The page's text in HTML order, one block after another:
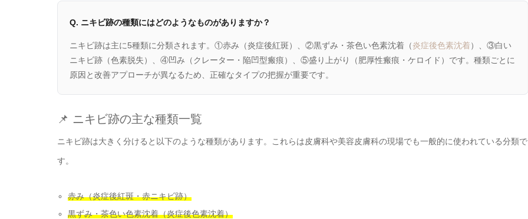
Q. ニキビ跡の種類にはどのようなものがありますか？
ニキビ跡は主に5種類に分類されます。①赤み（炎症後紅斑）、②黒ずみ・茶色い色素沈着（炎症後色素沈着）、③白い
ニキビ跡（色素脱失）、④凹み（クレーター・陥凹型瘢痕）、⑤盛り上がり（肥厚性瘢痕・ケロイド）です。種類ごとに
原因と改善アプローチが異なるため、正確なタイプの把握が重要です。
📌 ニキビ跡の主な種類一覧
ニキビ跡は大きく分けると以下のような種類があります。これらは皮膚科や美容皮膚科の現場でも一般的に使われている分類で
す。
赤み（炎症後紅斑・赤ニキビ跡）
黒ずみ・茶色い色素沈着（炎症後色素沈着）